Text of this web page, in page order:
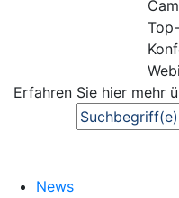
Erfahren Sie hier mehr
Suche
News